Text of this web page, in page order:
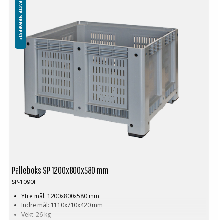
Palleboks SP 1200x800x580 mm
SP-1090F
Ytre mål: 1200x800x580 mm
Indre mål: 1110x710x420 mm
Vekt: 26 kg
FASTE PERFORERTE